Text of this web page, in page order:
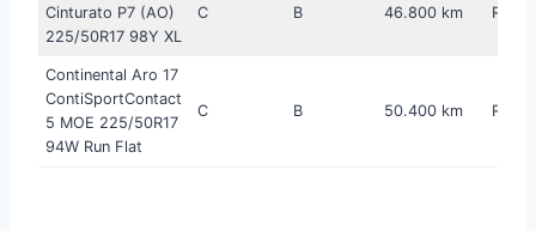
Cinturato P7 (AO)
225/50R17 98Y XL
C B 46.800 km R$
Continental Aro 17
ContiSportContact
5 MOE 225/50R17
94W Run Flat
C B 50.400 km R$